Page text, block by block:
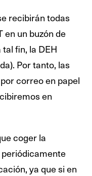
recibirán todas
en un buzón de
fin, la DEH
Por tanto, las
correo en papel
en
coger la
ya que si en